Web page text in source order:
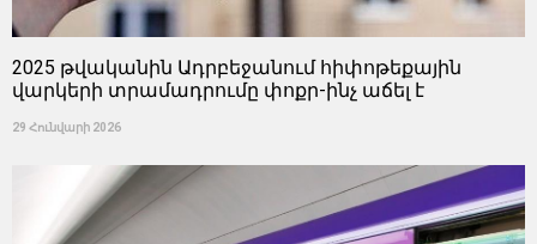
2025 թվականին Ադրբեջանում հիփոթեքային
վարկերի տրամադրումը փոքր-ինչ աճել է
29 Հունվարի 2026